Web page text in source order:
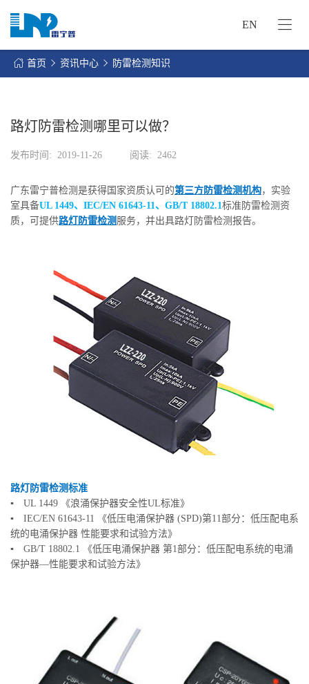
EN
首页 资讯中心 防雷检测知识
路灯防雷检测哪里可以做？
发布时间: 2019-11-26 阅读: 2462
广东雷宁普检测是获得国家资质认可的第三方防雷检测机构，实验
室具备UL 1449、IEC/EN 61643-11、GB/T 18802.1标准防雷检测资
质，可提供路灯防雷检测 服务，并出具路灯防雷检测报告。
路灯防雷检测标准
▪ UL 1449 《浪涌保护器安全性UL标准》
▪ IEC/EN 61643-11 《低压电涌保护器 (SPD)第11部分：低压配电系
统的电涌保护器 性能要求和试验方法》
▪ GB/T 18802.1 《低压电涌保护器 第1部分：低压配电系统的电涌
保护器—性能要求和试验方法》
网
们
的
务
资
讯